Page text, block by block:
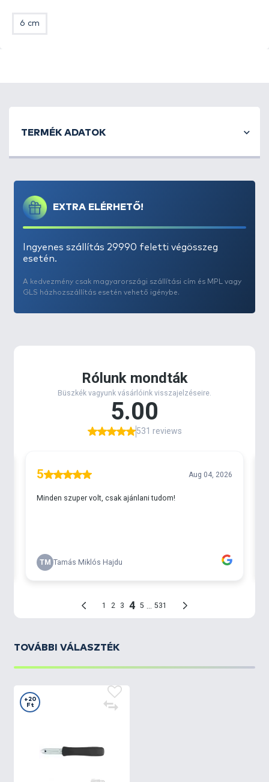
kialakításához
6 cm
EXTRA ELÉRHETŐ!
Ingyenes szállítás 29990 feletti végösszeg
esetén.
A kedvezmény csak magyarországi szállítási cím és MPL vagy
GLS házhozszállítás esetén vehető igénybe.
TOVÁBBI VÁLASZTÉK
+20
Ft
TERMÉK ADATOK